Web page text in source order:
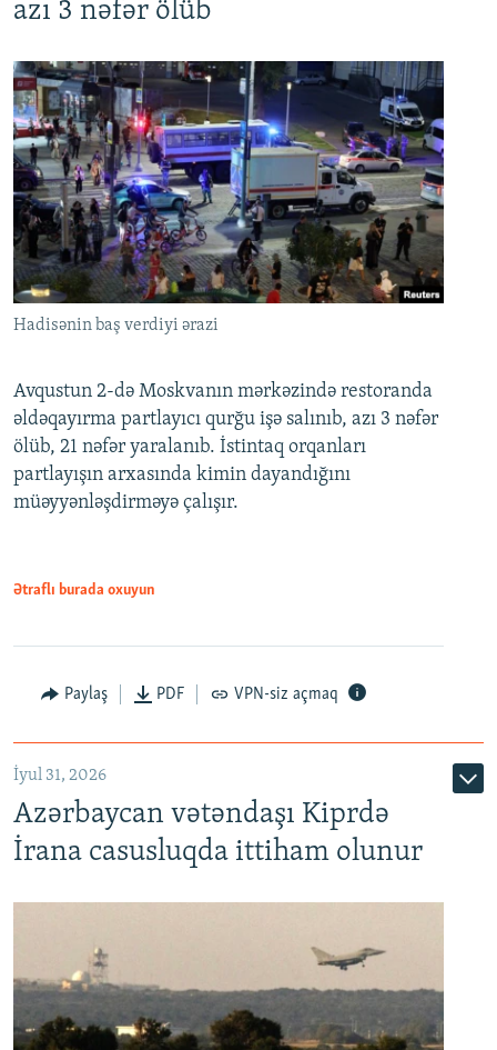
azı 3 nəfər ölüb
Hadisənin baş verdiyi ərazi
Avqustun 2-də Moskvanın mərkəzində restoranda
əldəqayırma partlayıcı qurğu işə salınıb, azı 3 nəfər
ölüb, 21 nəfər yaralanıb. İstintaq orqanları
partlayışın arxasında kimin dayandığını
müəyyənləşdirməyə çalışır.
Ətraflı burada oxuyun
Paylaş PDF VPN-siz açmaq
İyul 31, 2026
Azərbaycan vətəndaşı Kiprdə
İrana casusluqda ittiham olunur